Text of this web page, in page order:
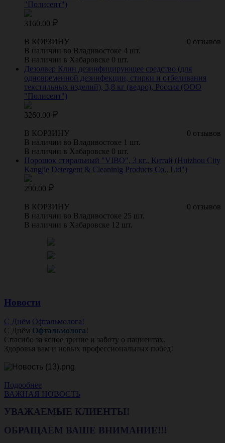
"Полисепт")
3160.00
0 отзывов
В КОРЗИНУ
В наличии во Владивостоке 4 шт.
В наличии в Хабаровске 0 шт.
Дезолвер Клин дезинфицирующее средство (для
одновременной дезинфекции, стирки и отбеливания
текстильных изделий), 3,8 кг (ведро), Россия (ООО
"Полисепт")
3260.00
0 отзывов
В КОРЗИНУ
В наличии во Владивостоке 1 шт.
В наличии в Хабаровске 0 шт.
Порошок стиральный "VIBO", 3 кг., Китай (Huizhou City
Kangjie Detergent & Cleaninig Products Co., Ltd")
290.00
0 отзывов
В КОРЗИНУ
В наличии во Владивостоке 25 шт.
В наличии в Хабаровске 12 шт.
Новости
С Днём Офтальмолога!
С Днём Офтальмолога!
Спасибо за ясное зрение и заботу о пациентах.
Здоровья вам и новых профессиональных побед!
Подробнее
ВАЖНАЯ НОВОСТЬ
УВАЖАЕМЫЕ КЛИЕНТЫ!
ОБРАЩАЕМ ВАШЕ ВНИМАНИЕ!!!